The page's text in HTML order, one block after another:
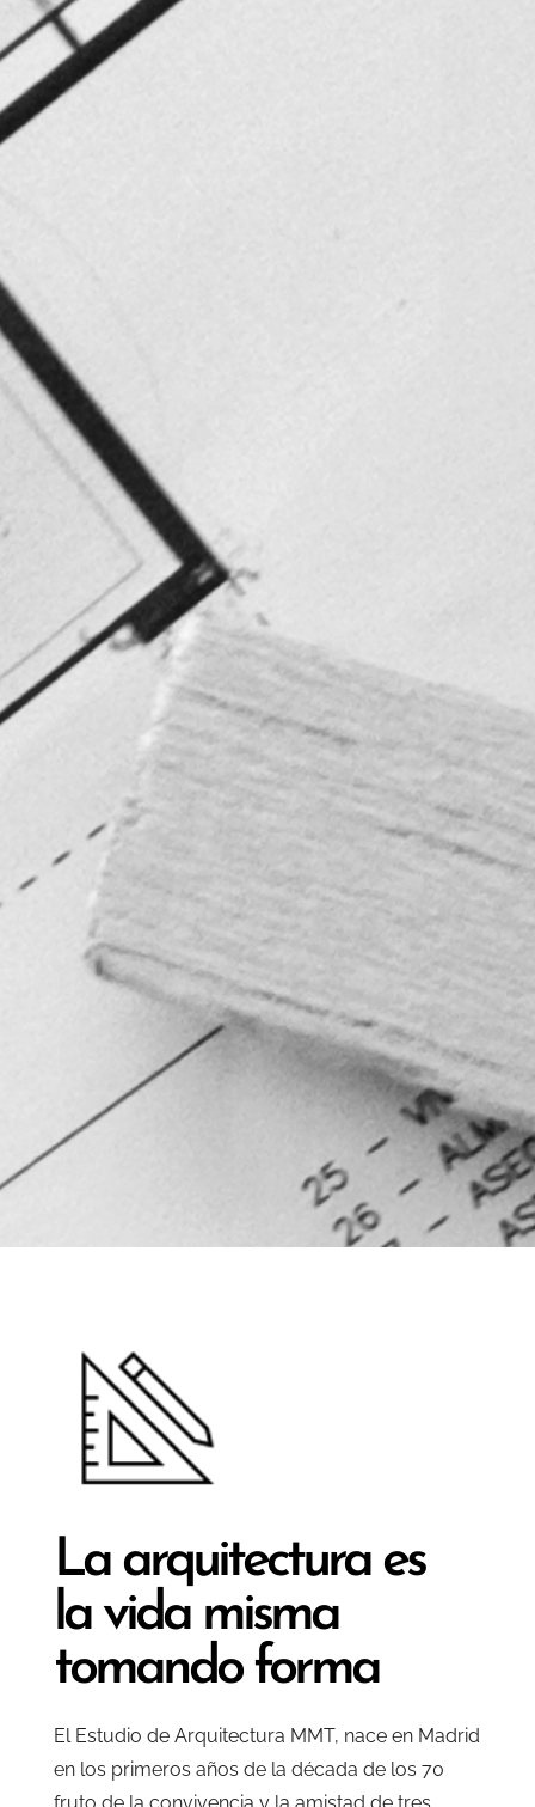
La arquitectura es
la vida misma
tomando forma
El Estudio de Arquitectura MMT, nace en Madrid
en los primeros años de la década de los 70